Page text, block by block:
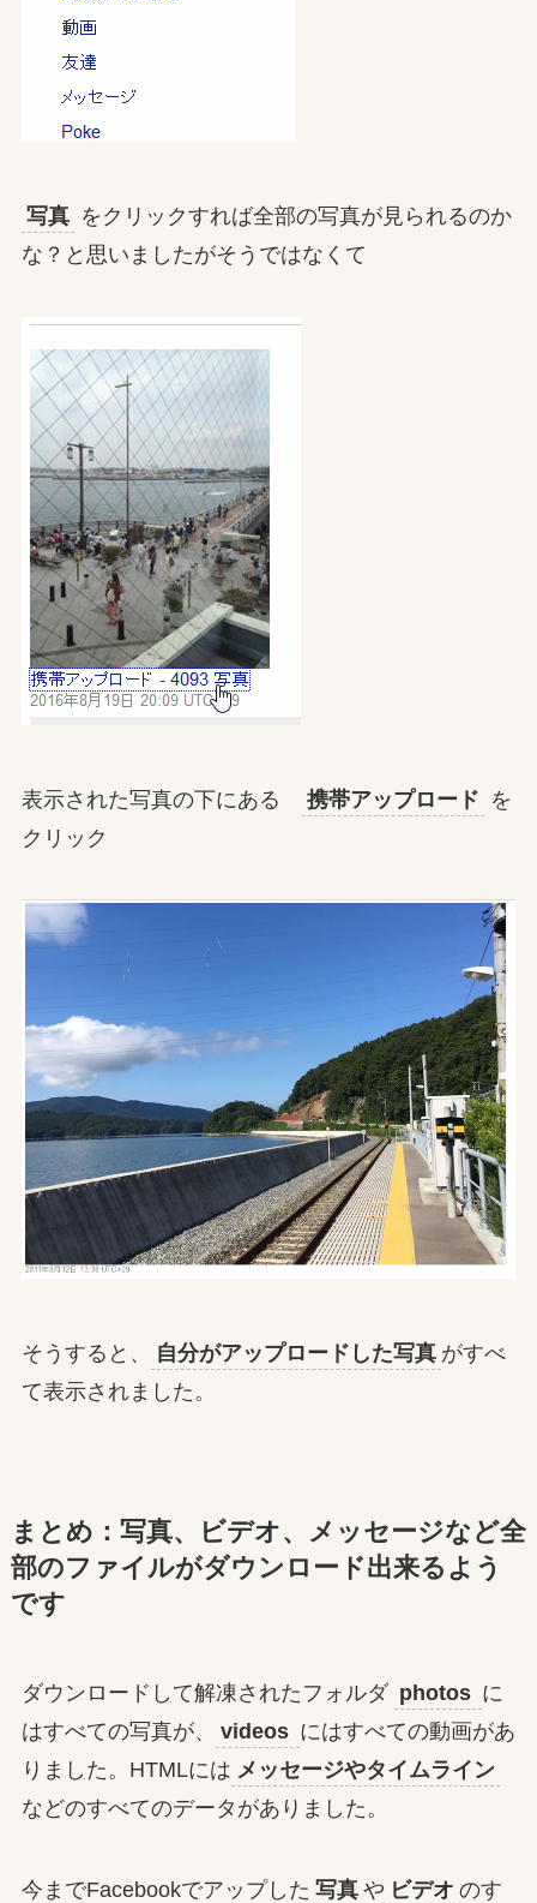
写真 をクリックすれば全部の写真が見られるのか
な？と思いましたがそうではなくて
表示された写真の下にある 携帯アップロード を
クリック
そうすると、 自分がアップロードした写真 がすべ
て表示されました。
まとめ：写真、ビデオ、メッセージなど全
部のファイルがダウンロード出来るよう
です
ダウンロードして解凍されたフォルダ photos に
はすべての写真が、
videos にはすべての動画があ
りました。HTMLには メッセージやタイムライン
などのすべてのデータがありました。
今までFacebookでアップした 写真 や ビデオ のす